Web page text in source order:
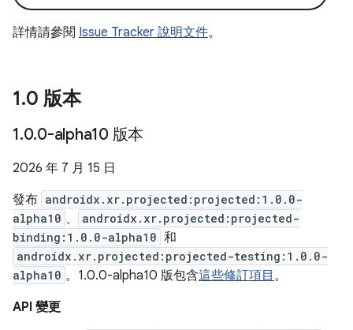
詳情請參閱 Issue Tracker 說明文件。
1.0 版本
1.0.0-alpha10 版本
2026 年 7 月 15 日
發布 androidx.xr.projected:projected:1.0.0-
alpha10 、
androidx.xr.projected:projected-
binding:1.0.0-alpha10 和
androidx.xr.projected:projected-testing:1.0.0-
alpha10 。1.0.0-alpha10 版包含這些修訂項目 。
API 變更